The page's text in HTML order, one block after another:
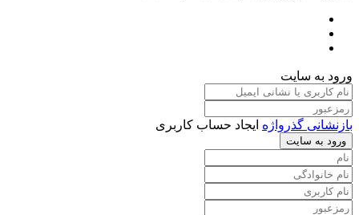
ورود به سایت
بازنشانی گذرواژه ایجاد حساب کاربری
ورود به سایت